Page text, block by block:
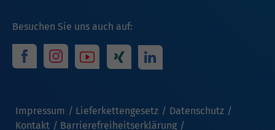
Besuchen Sie uns auch auf:
Impressum Lieferkettengesetz
Datenschutz
Kontakt
Barrierefreiheitserklärung